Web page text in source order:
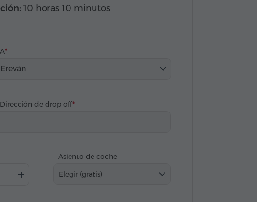
10 horas 10 minutos
A
Ereván
Dirección de drop off
Asiento de coche
Elegir (gratis)